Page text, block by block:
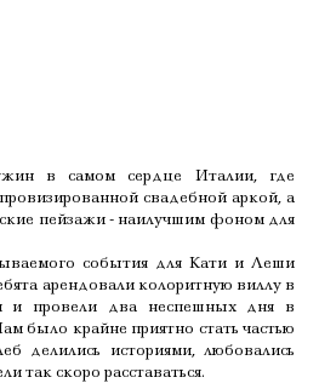
в самом сердце Италии, где
свадебной аркой, а
пейзажи - наилучшим фоном для
события для Кати и Леши
арендовали колоритную виллу в
и провели два неспешных дня в
было крайне приятно стать частью
делились историями, любовались
так скоро расставаться.